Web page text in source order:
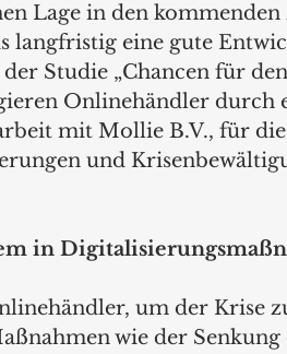
Lage in den
langfristig eine gute
der Studie „Chancen für
Onlinehändler durch
mit Mollie B.V., für
und
in
um der Krise
wie der